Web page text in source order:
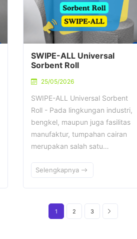
SWIPE-ALL Universal
Sorbent Roll
25/05/2026
SWIPE-ALL Universal Sorbent
Roll - Pada lingkungan industri,
bengkel, maupun juga fasilitas
manufaktur, tumpahan cairan
merupakan salah satu…
Selengkapnya
1 2 3